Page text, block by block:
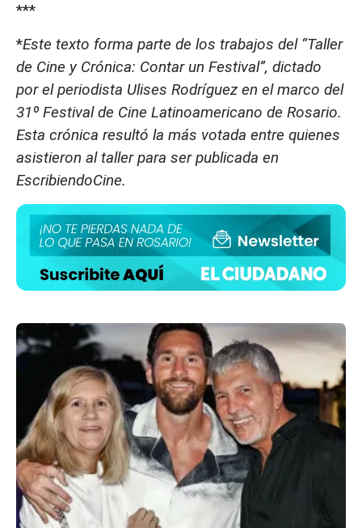
***
*Este texto forma parte de los trabajos del “Taller
de Cine y Crónica: Contar un Festival”, dictado
por el periodista Ulises Rodríguez en el marco del
31º Festival de Cine Latinoamericano de Rosario.
Esta crónica resultó la más votada entre quienes
asistieron al taller para ser publicada en
EscribiendoCine.